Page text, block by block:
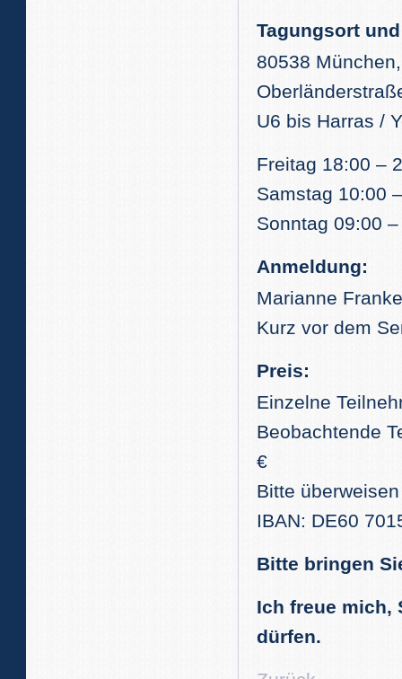
Tagungsort
80538
U6 bis Harras /
Freitag 18:00 –
Samstag 10:00
Sonntag 09:00
Anmeldung:
Marianne
Kurz vor dem
Preis:
Einzelne
Beobachtende
€
Bitte
IBAN: DE60
Bitte bringen
Ich freue mich,
dürfen.